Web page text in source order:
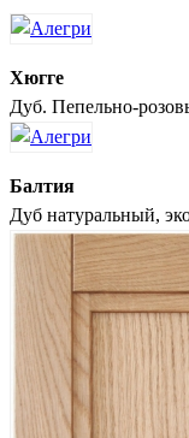
Хюгге
Дуб. Пепельно-
Балтия
Дуб натуральный,